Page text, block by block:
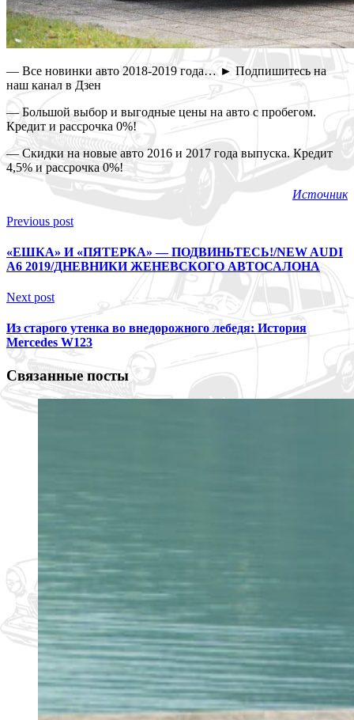
— Все новинки авто 2018-2019 года… ► Подпишитесь на
наш канал в Дзен
— Большой выбор и выгодные цены на авто с пробегом.
Кредит и рассрочка 0%!
— Скидки на новые авто 2016 и 2017 года выпуска. Кредит
4,5% и рассрочка 0%!
Источник
Previous post
«ЕШКА» И «ПЯТЕРКА» — ПОДВИНЬТЕСЬ!/NEW AUDI
A6 2019/ДНЕВНИКИ ЖЕНЕВСКОГО АВТОСАЛОНА
Next post
Из старого утенка во внедорожного лебедя: История
Mercedes W123
Связанные посты